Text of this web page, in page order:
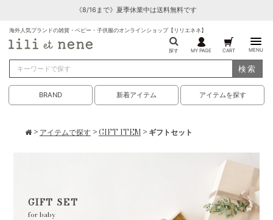
《8/16まで》夏季休業中は送料無料です
海外人気ブランドの雑貨・ベビー・子供服のオンラインショップ【リリエネネ】
探す MY PAGE CART MENU
検索
BRAND 新着アイテム アイテムを探す
> アイテムで探す>GIFT ITEM> ギフトセット
GIFT SET
for baby